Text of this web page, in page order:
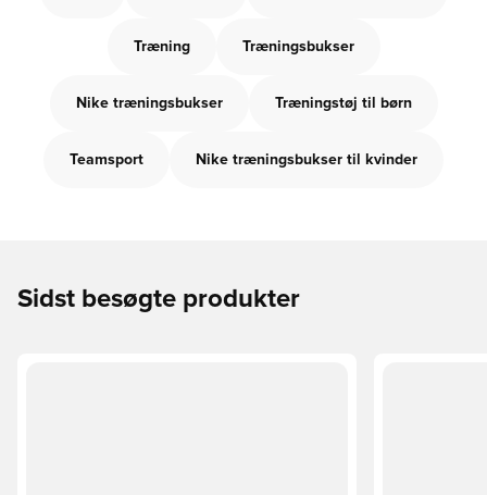
Træning Træningsbukser
Nike træningsbukser Træningstøj til børn
Teamsport Nike træningsbukser til kvinder
Sidst besøgte produkter